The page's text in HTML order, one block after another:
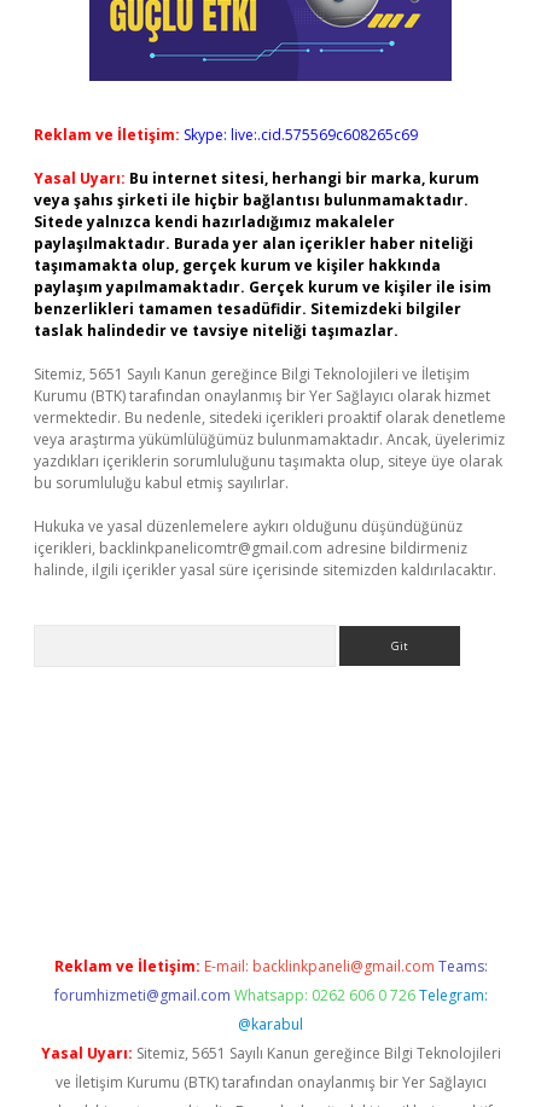
Reklam ve İletişim: Skype: live:.cid.575569c608265c69
Yasal Uyarı: Bu internet sitesi, herhangi bir marka, kurum
veya şahıs şirketi ile hiçbir bağlantısı bulunmamaktadır.
Sitede yalnızca kendi hazırladığımız makaleler
paylaşılmaktadır. Burada yer alan içerikler haber niteliği
taşımamakta olup, gerçek kurum ve kişiler hakkında
paylaşım yapılmamaktadır. Gerçek kurum ve kişiler ile isim
benzerlikleri tamamen tesadüfidir. Sitemizdeki bilgiler
taslak halindedir ve tavsiye niteliği taşımazlar.
Sitemiz, 5651 Sayılı Kanun gereğince Bilgi Teknolojileri ve İletişim
Kurumu (BTK) tarafından onaylanmış bir Yer Sağlayıcı olarak hizmet
vermektedir. Bu nedenle, sitedeki içerikleri proaktif olarak denetleme
veya araştırma yükümlülüğümüz bulunmamaktadır. Ancak, üyelerimiz
yazdıkları içeriklerin sorumluluğunu taşımakta olup, siteye üye olarak
bu sorumluluğu kabul etmiş sayılırlar.
Hukuka ve yasal düzenlemelere aykırı olduğunu düşündüğünüz
içerikleri, backlinkpanelicomtr@gmail.com adresine bildirmeniz
halinde, ilgili içerikler yasal süre içerisinde sitemizden kaldırılacaktır.
Reklam ve İletişim: E-mail: backlinkpaneli@gmail.com Teams:
forumhizmeti@gmail.com Whatsapp: 0262 606 0 726 Telegram:
@karabul
Yasal Uyarı: Sitemiz, 5651 Sayılı Kanun gereğince Bilgi Teknolojileri
ve İletişim Kurumu (BTK) tarafından onaylanmış bir Yer Sağlayıcı